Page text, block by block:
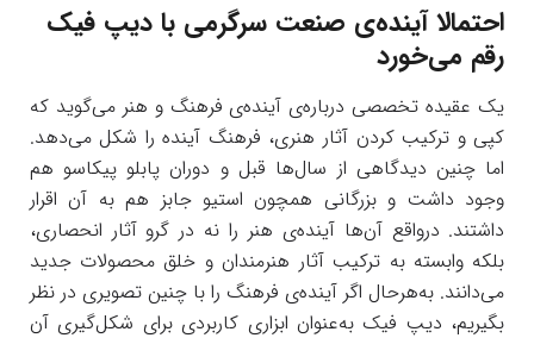
احتمالا آینده‌ی صنعت سرگرمی با دیپ فیک
رقم می‌خورد
یک عقیده تخصصی درباره‌ی آینده‌ی فرهنگ و هنر می‌گوید که
کپی و ترکیب کردن آثار هنری، فرهنگ آینده را شکل می‌دهد.
اما چنین دیدگاهی از سال‌ها قبل و دوران پابلو پیکاسو هم
وجود داشت و بزرگانی همچون استیو جابز هم به آن اقرار
داشتند. درواقع آن‌ها آینده‌ی هنر را نه در گرو آثار انحصاری،
بلکه وابسته به ترکیب آثار هنرمندان و خلق محصولات جدید
می‌دانند. به‌هرحال اگر آینده‌ی فرهنگ را با چنین تصویری در نظر
بگیریم، دیپ فیک به‌عنوان ابزاری کاربردی برای شکل‌گیری آن